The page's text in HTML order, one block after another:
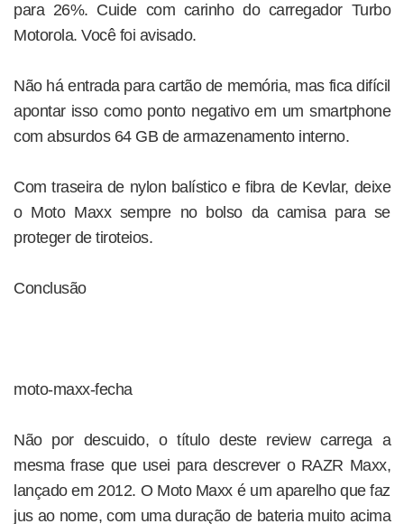
para 26%. Cuide com carinho do carregador Turbo
Motorola. Você foi avisado.
Não há entrada para cartão de memória, mas fica difícil
apontar isso como ponto negativo em um smartphone
com absurdos 64 GB de armazenamento interno.
Com traseira de nylon balístico e fibra de Kevlar, deixe
o Moto Maxx sempre no bolso da camisa para se
proteger de tiroteios.
Conclusão
moto-maxx-fecha
Não por descuido, o título deste review carrega a
mesma frase que usei para descrever o RAZR Maxx,
lançado em 2012. O Moto Maxx é um aparelho que faz
jus ao nome, com uma duração de bateria muito acima